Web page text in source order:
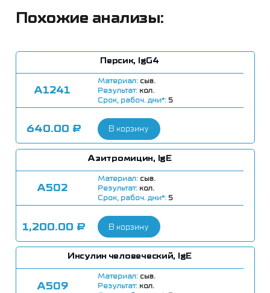
Похожие анализы:
Персик, IgG4
А1241
Материал: сыв.
Результат: кол.
Срок, рабоч. дни*: 5
640.00 ₽ В корзину
Азитромицин, IgE
А502
Материал: сыв.
Результат: кол.
Срок, рабоч. дни*: 5
1,200.00 ₽ В корзину
Инсулин человеческий, IgE
А509
Материал: сыв.
Результат: кол.